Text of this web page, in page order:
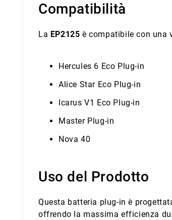
Compatibilità
La EP2125 è compatibile con una
Hercules 6 Eco Plug-in
Alice Star Eco Plug-in
Icarus V1 Eco Plug-in
Master Plug-in
Nova 40
Uso del Prodotto
Questa batteria plug-in è
offrendo la massima efficienza